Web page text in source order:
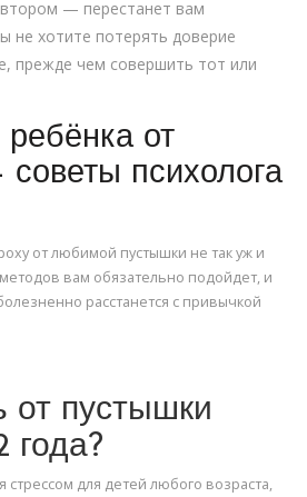
— перестанет вам
не хотите потерять доверие
прежде чем совершить тот или
ребёнка от
психолога
от любимой пустышки не так уж и
вам обязательно подойдет, и
расстанется с привычкой
от пустышки
года?
стрессом для детей любого возраста,